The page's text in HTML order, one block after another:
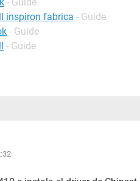
inspiron fabrica - Guide
- Guide
- Guide